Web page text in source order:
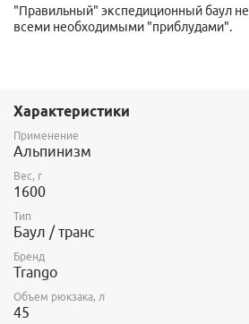
"Правильный" экспедиционный баул
всеми необходимыми "приблудами".
Характеристики
Применение
Альпинизм
Вес, г
1600
Тип
Баул / транс
Бренд
Trango
Объем рюкзака, л
45